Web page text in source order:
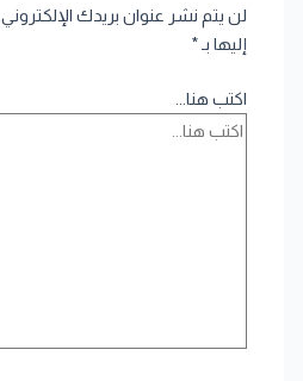
لن يتم نشر عنوان بريدك الإلكتروني.
إليها بـ*
اكتب هنا...